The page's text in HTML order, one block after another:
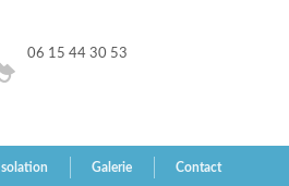
06 15 44 30 53
Isolation Galerie Contact